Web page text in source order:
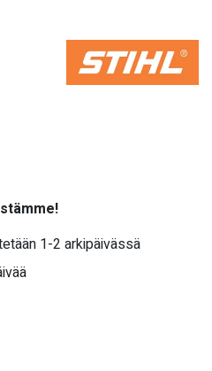
1-2 arkipäivässä